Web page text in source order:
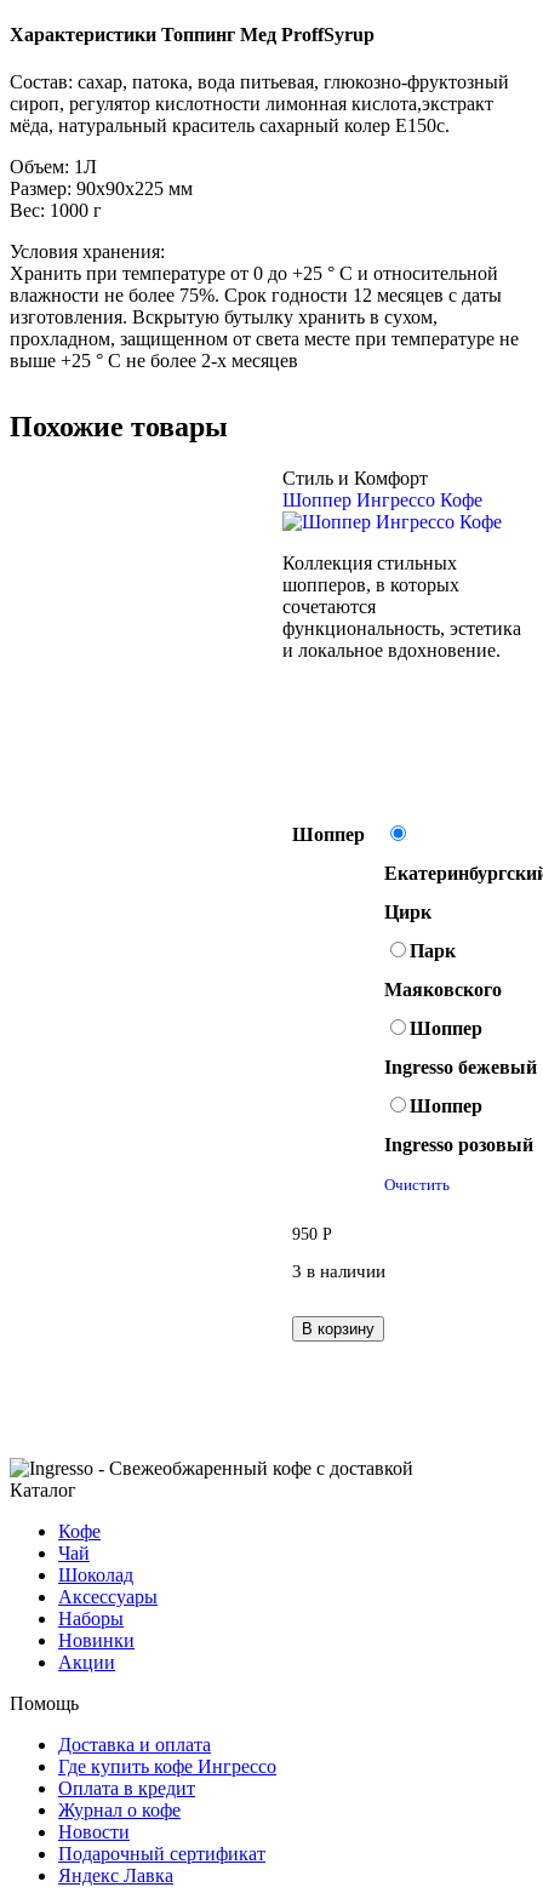
Характеристики Топпинг Мед ProffSyrup
Состав: сахар, патока, вода питьевая, глюкозно-фруктозный
сироп, регулятор кислотности лимонная кислота,экстракт
мёда, натуральный краситель сахарный колер Е150с.
Объем: 1Л
Размер: 90x90x225 мм
Вес: 1000 г
Условия хранения:
Хранить при температуре от 0 до +25 ° С и относительной
влажности не более 75%. Срок годности 12 месяцев с даты
изготовления. Вскрытую бутылку хранить в сухом,
прохладном, защищенном от света месте при температуре не
выше +25 ° С не более 2-х месяцев
Похожие товары
Стиль и Комфорт
Шоппер Ингрессо Кофе
Коллекция стильных
шопперов, в которых
сочетаются
функциональность, эстетика
и локальное вдохновение.
Шоппер
Цирк
Парк
Маяковского
Шоппер
Ingresso бежевый
Шоппер
Ingresso розовый
Очистить
950 Р
3 в наличии
В корзину
Каталог
Кофе
Чай
Шоколад
Аксессуары
Наборы
Новинки
Акции
Помощь
Доставка и оплата
Где купить кофе Ингрессо
Оплата в кредит
Журнал о кофе
Новости
Подарочный сертификат
Яндекс Лавка